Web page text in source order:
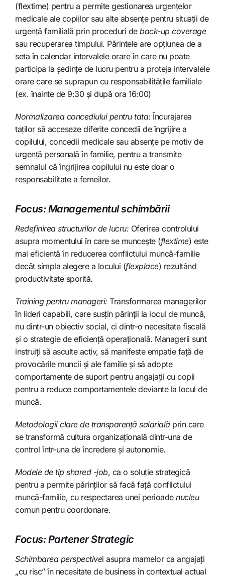
(flextime) pentru a permite gestionarea urgențelor
medicale ale copiilor sau alte absențe pentru situații de
urgență familială prin proceduri de back-up coverage
sau recuperarea timpului. Părintele are opțiunea de a
seta în calendar intervalele orare în care nu poate
participa la ședințe de lucru pentru a proteja intervalele
orare care se suprapun cu responsabilitățile familiale
(ex. înainte de 9:30 și după ora 16:00)
Normalizarea concediului pentru tata: Încurajarea
taților să acceseze diferite concedii de îngrijire a
copilului, concedii medicale sau absențe pe motiv de
urgență personală în familie, pentru a transmite
semnalul că îngrijirea copilului nu este doar o
responsabilitate a femeilor.
Focus: Managementul schimbării
Redefinirea structurilor de lucru: Oferirea controlului
asupra momentului în care se muncește (flextime) este
mai eficientă în reducerea conflictului muncă-familie
decât simpla alegere a locului (flexplace) rezultând
productivitate sporită.
Training pentru manageri: Transformarea managerilor
în lideri capabili, care susțin părinții la locul de muncă,
nu dintr-un obiectiv social, ci dintr-o necesitate fiscală
și o strategie de eficiență operațională. Managerii sunt
instruiți să asculte activ, să manifeste empatie față de
provocările muncii și ale familie și să adopte
comportamente de suport pentru angajații cu copii
pentru a reduce comportamentele deviante la locul de
muncă.
Metodologii clare de transparență salarialăprin care
se transformă cultura organizațională dintr-una de
control într-una de încredere și autonomie.
Modele de tip shared -job, ca o soluție strategică
pentru a permite părinților să facă față conflictului
muncă-familie, cu respectarea unei perioade nucleu
comun pentru coordonare.
Focus: Partener Strategic
Schimbarea perspectivei asupra mamelor ca angajați
„cu risc” în necesitate de business în contextual actual